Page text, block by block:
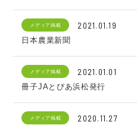
メディア掲載 2021.01.19
日本農業新聞
メディア掲載 2021.01.01
冊子JAとぴあ浜松発行
メディア掲載 2020.11.27